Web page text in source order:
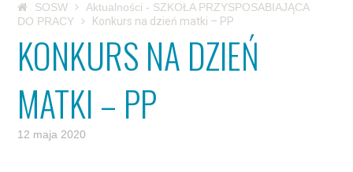
SOSW
Aktualności - SZKOŁA PRZYSPOSABIAJĄCA
DO PRACY
Konkurs na dzień matki – PP
KONKURS NA DZIEŃ
MATKI – PP
12 maja 2020